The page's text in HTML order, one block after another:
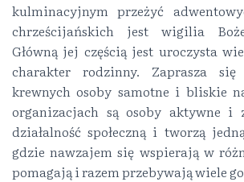
kulminacyjnym przeżyć
chrześcijańskich jest wigilia
Główną jej częścią jest uroczysta
charakter rodzinny. Zaprasza
krewnych osoby samotne i bliskie
organizacjach są osoby aktywne i
działalność społeczną i tworzą
gdzie nawzajem się wspierają w
pomagają i razem przebywają wiele